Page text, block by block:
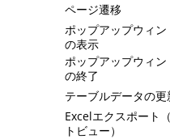
ページ遷移
ポップアップウィン
の表示
ポップアップウィン
の終了
テーブルデータの更
Excelエクスポート
トビュー）